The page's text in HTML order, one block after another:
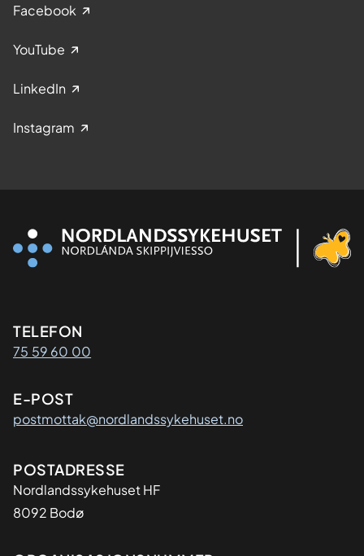
Facebook
YouTube
LinkedIn
Instagram
Kontaktinformasjon
TELEFON
75 59 60 00
E-POST
postmottak@nordlandssykehuset.no
Adresse
POSTADRESSE
Nordlandssykehuset HF
8092 Bodø